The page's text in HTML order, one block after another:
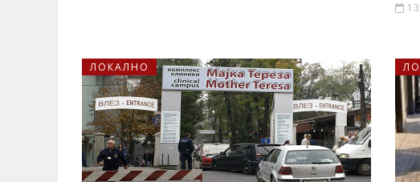
ЛОКАЛНО